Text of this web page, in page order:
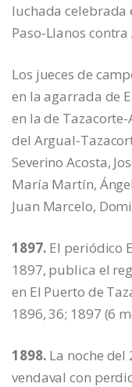
luchada celebrada
Paso-Llanos
Los jueces de
en la agarrada de
en la de
del Argual-
Severino Acosta,
María Martín,
Juan Marcelo,
1897. El periódico
1897, publica el
en El Puerto de
1896, 36; 1897 (6
1898. La noche
vendaval con